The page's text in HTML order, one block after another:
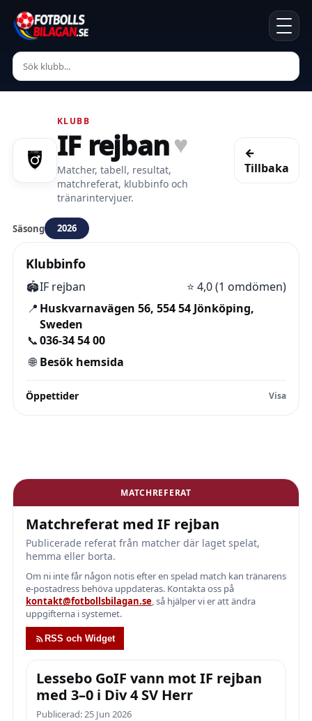
KLUBB
IF rejban♥
Matcher, tabell, resultat,
matchreferat, klubbinfo och
tränarintervjuer.
←
Tillbaka
Säsong 2026
Klubbinfo
🏟️IF rejban ⭐ 4,0 (1 omdömen)
📍 Huskvarnavägen 56, 554 54 Jönköping,
Sweden
📞036-34 54 00
🌐 Besök hemsida
Öppettider
MATCHREFERAT
Matchreferat med IF rejban
Publicerade referat från matcher där laget spelat,
hemma eller borta.
Om ni inte får någon notis efter en spelad match kan tränarens
e-postadress behöva uppdateras. Kontakta oss på
kontakt@fotbollsbilagan.se, så hjälper vi er att ändra
uppgifterna i systemet.
RSS och Widget
Lessebo GoIF vann mot IF rejban
med 3–0 i Div 4 SV Herr
Publicerad: 25 Jun 2026